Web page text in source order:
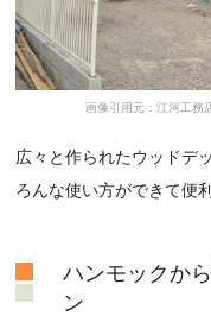
画像引用元：江河工務
広々と作られたウッドデ
ろんな使い方ができて便
ハンモックか
ン